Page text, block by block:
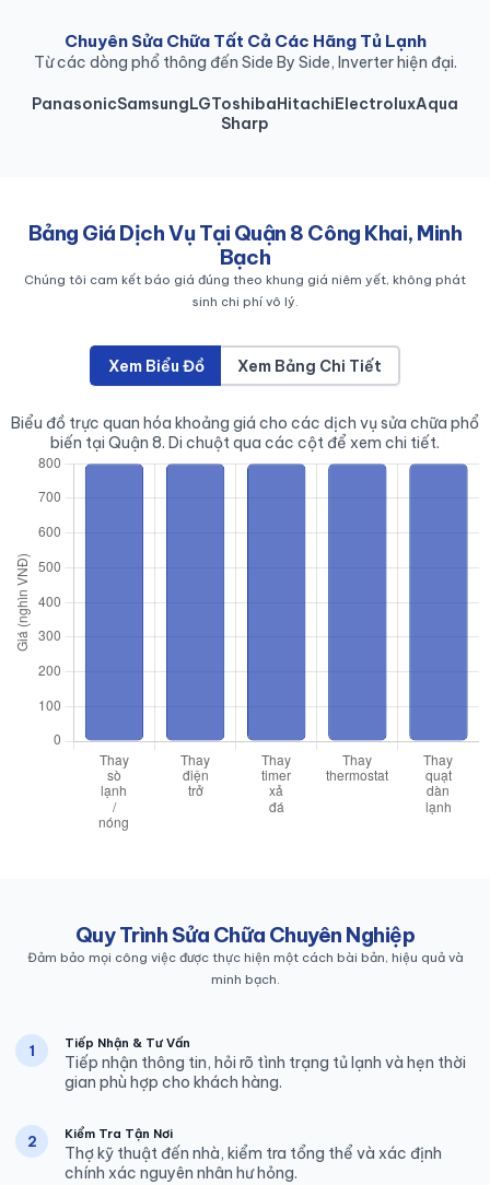
Chuyên Sửa Chữa Tất Cả Các Hãng Tủ Lạnh
Từ các dòng phổ thông đến Side By Side, Inverter hiện đại.
PanasonicSamsungLGToshibaHitachiElectroluxAqua
Sharp
Bảng Giá Dịch Vụ Tại Quận 8 Công Khai, Minh
Bạch
Chúng tôi cam kết báo giá đúng theo khung giá niêm yết, không phát
sinh chi phí vô lý.
Xem Biểu Đồ Xem Bảng Chi Tiết
Biểu đồ trực quan hóa khoảng giá cho các dịch vụ sửa chữa phổ
biến tại Quận 8. Di chuột qua các cột để xem chi tiết.
Quy Trình Sửa Chữa Chuyên Nghiệp
Đảm bảo mọi công việc được thực hiện một cách bài bản, hiệu quả và
minh bạch.
1 Tiếp Nhận & Tư Vấn
Tiếp nhận thông tin, hỏi rõ tình trạng tủ lạnh và hẹn thời
gian phù hợp cho khách hàng.
2 Kiểm Tra Tận Nơi
Thợ kỹ thuật đến nhà, kiểm tra tổng thể và xác định
chính xác nguyên nhân hư hỏng.